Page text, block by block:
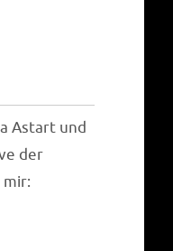
Astart und
der
mir: